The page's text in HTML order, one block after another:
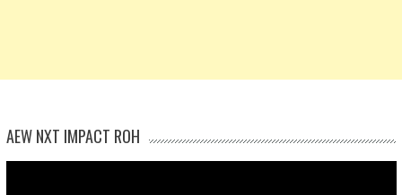
AEW NXT IMPACT ROH